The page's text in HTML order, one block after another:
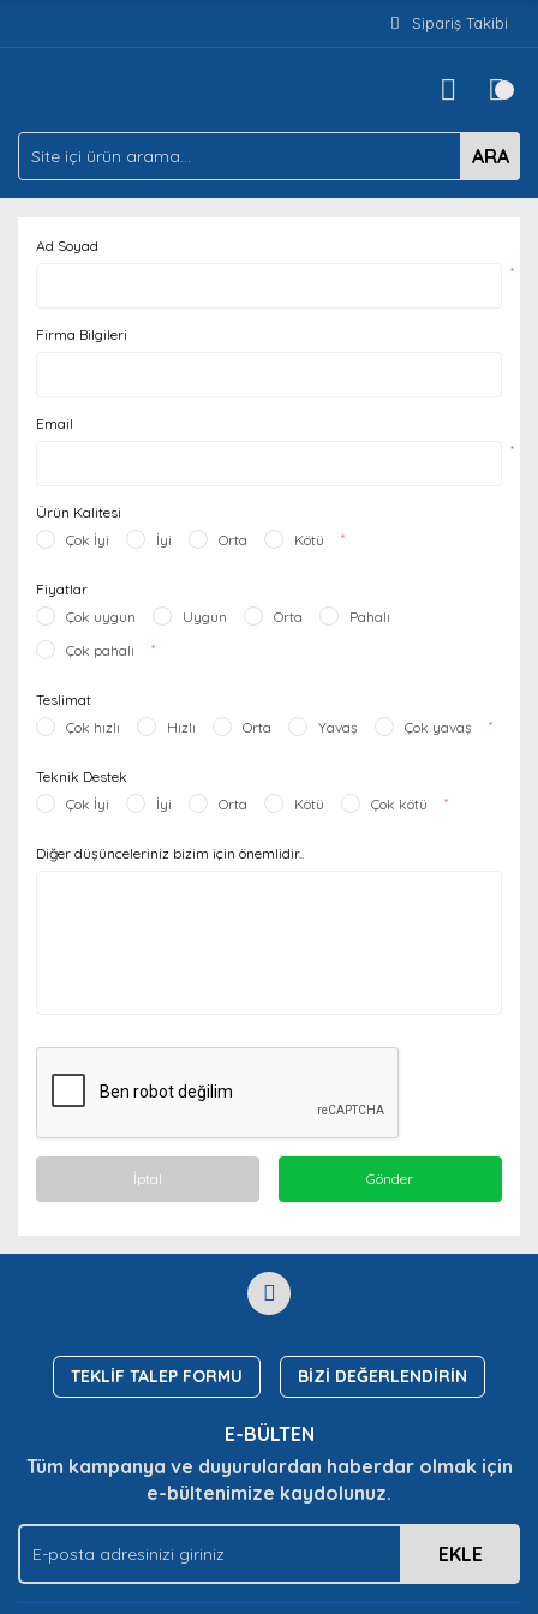
Sipariş Takibi
ARA
Ad Soyad
*
Firma Bilgileri
Email
*
Ürün Kalitesi
Çok İyi
İyi Orta Kötü *
Fiyatlar
Çok uygun
Uygun Orta
Pahalı
Çok pahalı
*
Teslimat
Çok hızlı
Hızlı Orta Yavaş Çok yavaş *
Teknik Destek
Çok İyi
İyi Orta Kötü Çok kötü *
Diğer düşünceleriniz bizim için önemlidir..
İptal Gönder
TEKLİF TALEP FORMU BİZİ DEĞERLENDİRİN
E-BÜLTEN
Tüm kampanya ve duyurulardan haberdar olmak için
e-bültenimize kaydolunuz.
EKLE